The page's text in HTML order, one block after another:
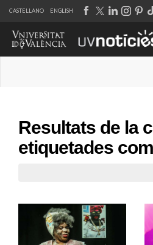
CASTELLANO ENGLISH
Resultats de la
etiquetades